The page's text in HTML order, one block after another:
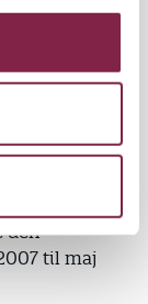
siger
med
sit tillæg.
den
til maj